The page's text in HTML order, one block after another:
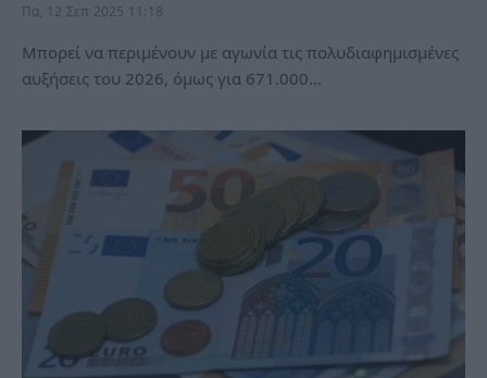
Πα, 12 Σεπ 2025 11:18
Μπορεί να περιμένουν με αγωνία τις πολυδιαφημισμένες
αυξήσεις του 2026, όμως για 671.000…